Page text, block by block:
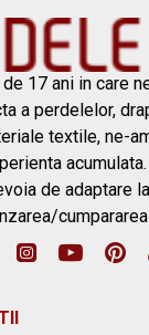
17 ani in care
a perdelelor,
textile, ne-
de adaptare